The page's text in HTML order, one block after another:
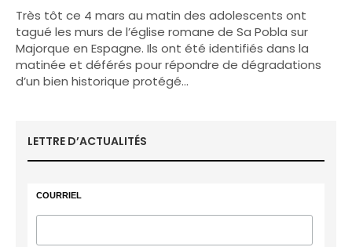
Très tôt ce 4 mars au matin des adolescents ont
tagué les murs de l’église romane de Sa Pobla sur
Majorque en Espagne. Ils ont été identifiés dans la
matinée et déférés pour répondre de dégradations
d’un bien historique protégé…
LETTRE D’ACTUALITÉS
COURRIEL